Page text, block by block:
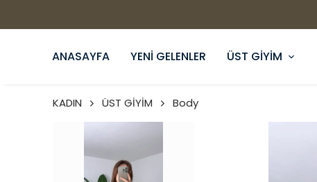
ANASAYFA YENİ GELENLER ÜST GİYİM
KADIN ÜST GİYİM Body